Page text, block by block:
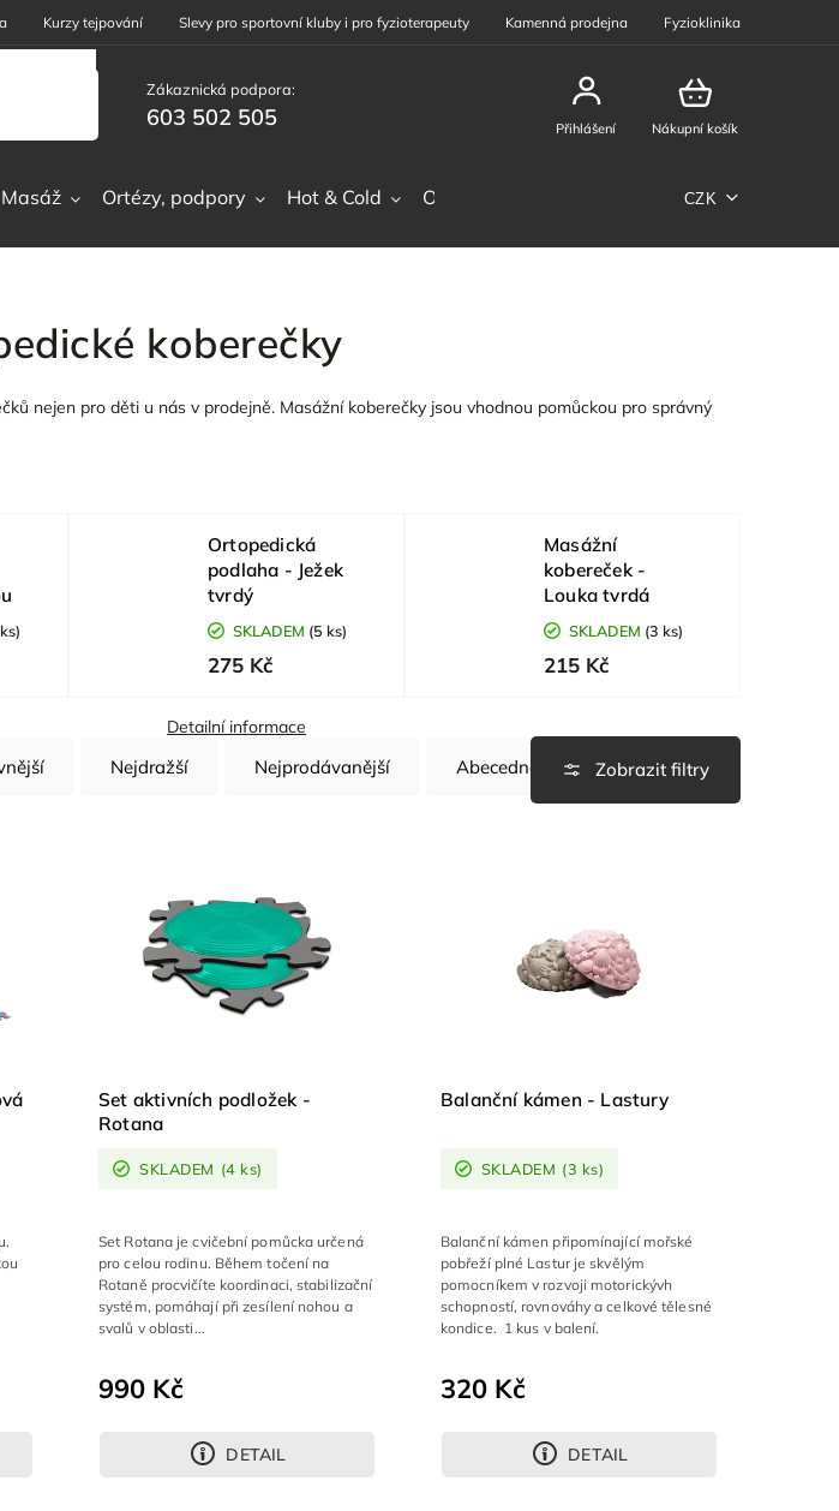
Kurzy tejpování Slevy pro sportovní kluby i pro fyzioterapeuty Kamenná prodejna Fyzioklinika
Zákaznická podpora:
603 502 505 Nákupní košík
Přihlášení
CZK
Masáž Ortézy, podpory Hot & Cold Ostatní sortiment Sportovní
koberečky
nejen pro děti u nás v prodejně. Masážní koberečky jsou vhodnou pomůckou pro správný
Ortopedická
podlaha - Ježek
tvrdý
SKLADEM (5 ks)
275 Kč
Masážní
kobereček -
Louka tvrdá
SKLADEM (3 ks)
215 Kč
Detailní informace
Nejdražší Nejprodávanější Abecedně
Set aktivních podložek -
Rotana
SKLADEM (4 ks)
990 Kč
DETAIL
Set Rotana je cvičební pomůcka určená
pro celou rodinu. Během točení na
Rotaně procvičíte koordinaci, stabilizační
systém, pomáhají při zesílení nohou a
svalů v oblasti...
Balanční kámen - Lastury
SKLADEM (3 ks)
320 Kč
DETAIL
Balanční kámen připomínající mořské
pobřeží plné Lastur je skvělým
pomocníkem v rozvoji motorickývh
schopností, rovnováhy a celkové tělesné
kondice. 1 kus v balení.